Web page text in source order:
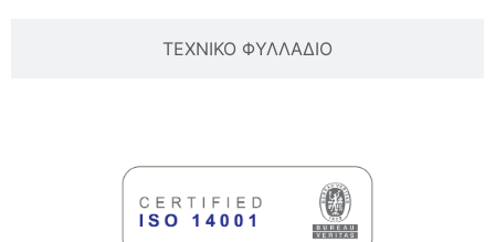
ΤΕΧΝΙΚΟ ΦΥΛΛΑΔΙΟ